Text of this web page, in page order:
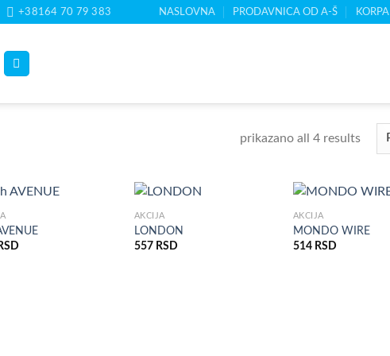
+38164 70 79 383 NASLOVNA PRODAVNICA OD A-Š KORPA
prikazano all 4 results
RSD
AKCIJA
LONDON
557 RSD
AKCIJA
MONDO WIRE
514 RSD